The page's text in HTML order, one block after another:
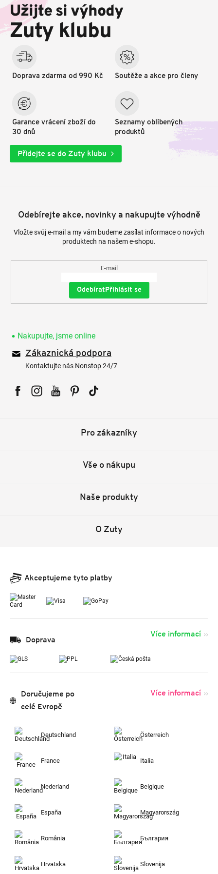
a
í
Užijte si výhody
Zuty klubu
Doprava zdarma od 990 Kč
Garance vrácení zboží do
30 dnů
Soutěže a akce pro členy
Seznamy oblíbených
produktů
Přidejte se do Zuty klubu
Odebírejte akce, novinky a nakupujte výhodně
Vložte svůj e-mail a my vám budeme zasílat informace o nových
produktech na našem e-shopu.
E-mail
Přihlásit se
Nakupujte, jsme online
Zákaznická podpora
Kontaktujte nás Nonstop 24/7
Pro zákazníky
Vše o nákupu
Naše produkty
O Zuty
Akceptujeme tyto platby
Doprava
Více informací
Doručujeme po
celé Evropě
Více informací
Deutschland Österreich
France Italia
Nederland Belgique
España Magyarország
România България
Hrvatska Slovenija